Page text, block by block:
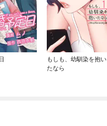
もしも、幼馴染を抱い
たなら